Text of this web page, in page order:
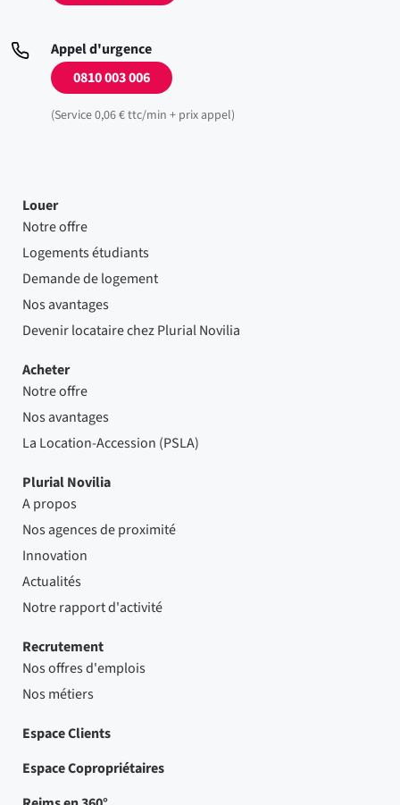
Appel d'urgence
0810 003 006
(Service 0,06 € ttc/min + prix appel)
Louer
Notre offre
Logements étudiants
Demande de logement
Nos avantages
Devenir locataire chez Plurial Novilia
Acheter
Notre offre
Nos avantages
La Location-Accession (PSLA)
Plurial Novilia
A propos
Nos agences de proximité
Innovation
Actualités
Notre rapport d'activité
Recrutement
Nos offres d'emplois
Nos métiers
Espace Clients
Espace Copropriétaires